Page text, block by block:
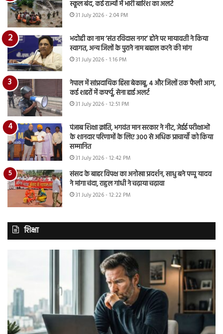
स्कूल बंद, कई राज्यों में भारी बारिश का अलर्ट
31 July 2026 - 2:04 PM
भदोही का नाम ‘संत रविदास नगर’ होने पर मायावती ने किया
स्वागत, अन्य जिलों के पुराने नाम बहाल करने की मांग
31 July 2026 - 1:16 PM
नेपाल में सांप्रदायिक हिंसा बेकाबू, 4 और जिलों तक फैली आग,
कई शहरों में कर्फ्यू, सेना हाई अलर्ट
31 July 2026 - 12:51 PM
पंजाब शिक्षा क्रांति, भगवंत मान सरकार ने नीट, जेईई परीक्षाओं
के शानदार परिणामों के लिए 300 से अधिक प्राचार्यों को किया
सम्मानित
31 July 2026 - 12:42 PM
संसद के बाहर विपक्ष का अनोखा प्रदर्शन, साधु बने पप्पू यादव
ने मांगा चंदा, राहुल गांधी ने चढ़ाया चढ़ावा
31 July 2026 - 12:22 PM
शिक्षा